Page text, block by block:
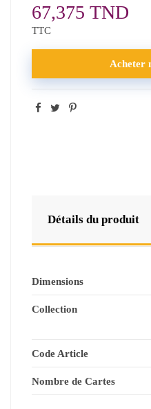
67,375 TND
TTC
Acheter
Détails du produit
Dimensions
Collection
Code Article
Nombre de Cartes